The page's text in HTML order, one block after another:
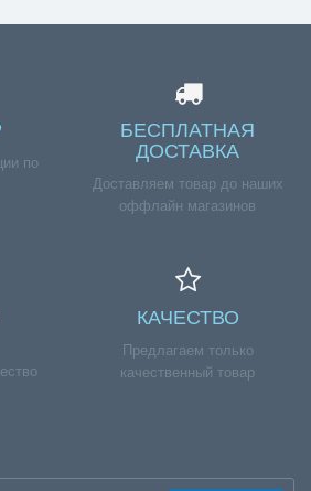
по
БЕСПЛАТНАЯ
ДОСТАВКА
Доставляем товар до наших
оффлайн магазинов
КАЧЕСТВО
Предлагаем только
качественный товар